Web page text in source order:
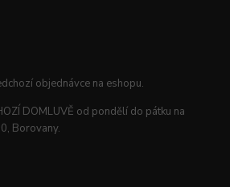
objednávce na eshopu.
DOMLUVĚ od pondělí do pátku na
Borovany.